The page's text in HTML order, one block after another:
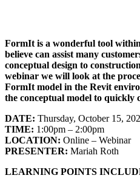
FormIt is a wonderful tool
believe can assist many
conceptual design to
webinar we will look at the
FormIt model in the Revit
the conceptual model to quickly
DATE: Thursday, October 15,
TIME: 1:00pm – 2:00pm
LOCATION: Online – Webinar
PRESENTER: Mariah Roth
LEARNING POINTS